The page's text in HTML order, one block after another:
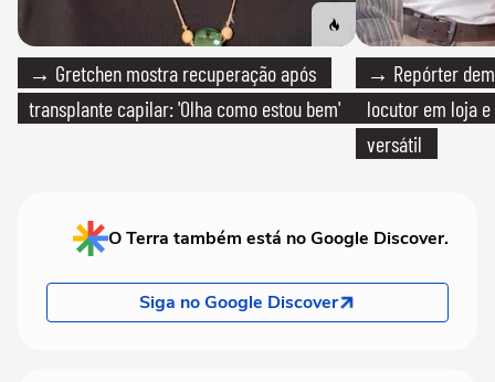
→ Gretchen mostra recuperação após
transplante capilar: 'Olha como estou bem'
→ Repórter
locutor em loja
versátil
O Terra também está no Google Discover.
Siga no Google Discover